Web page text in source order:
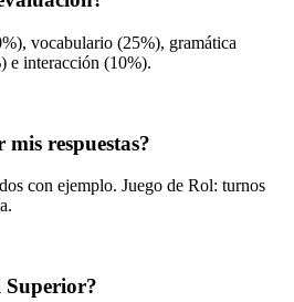
vocabulario (25%), gramática
e interacción (10%).
respuestas?
con ejemplo. Juego de Rol: turnos
Superior?